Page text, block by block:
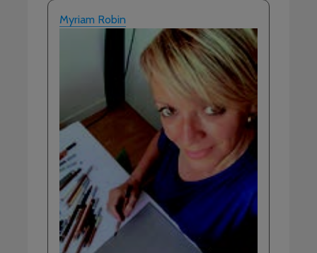
Myriam Robin